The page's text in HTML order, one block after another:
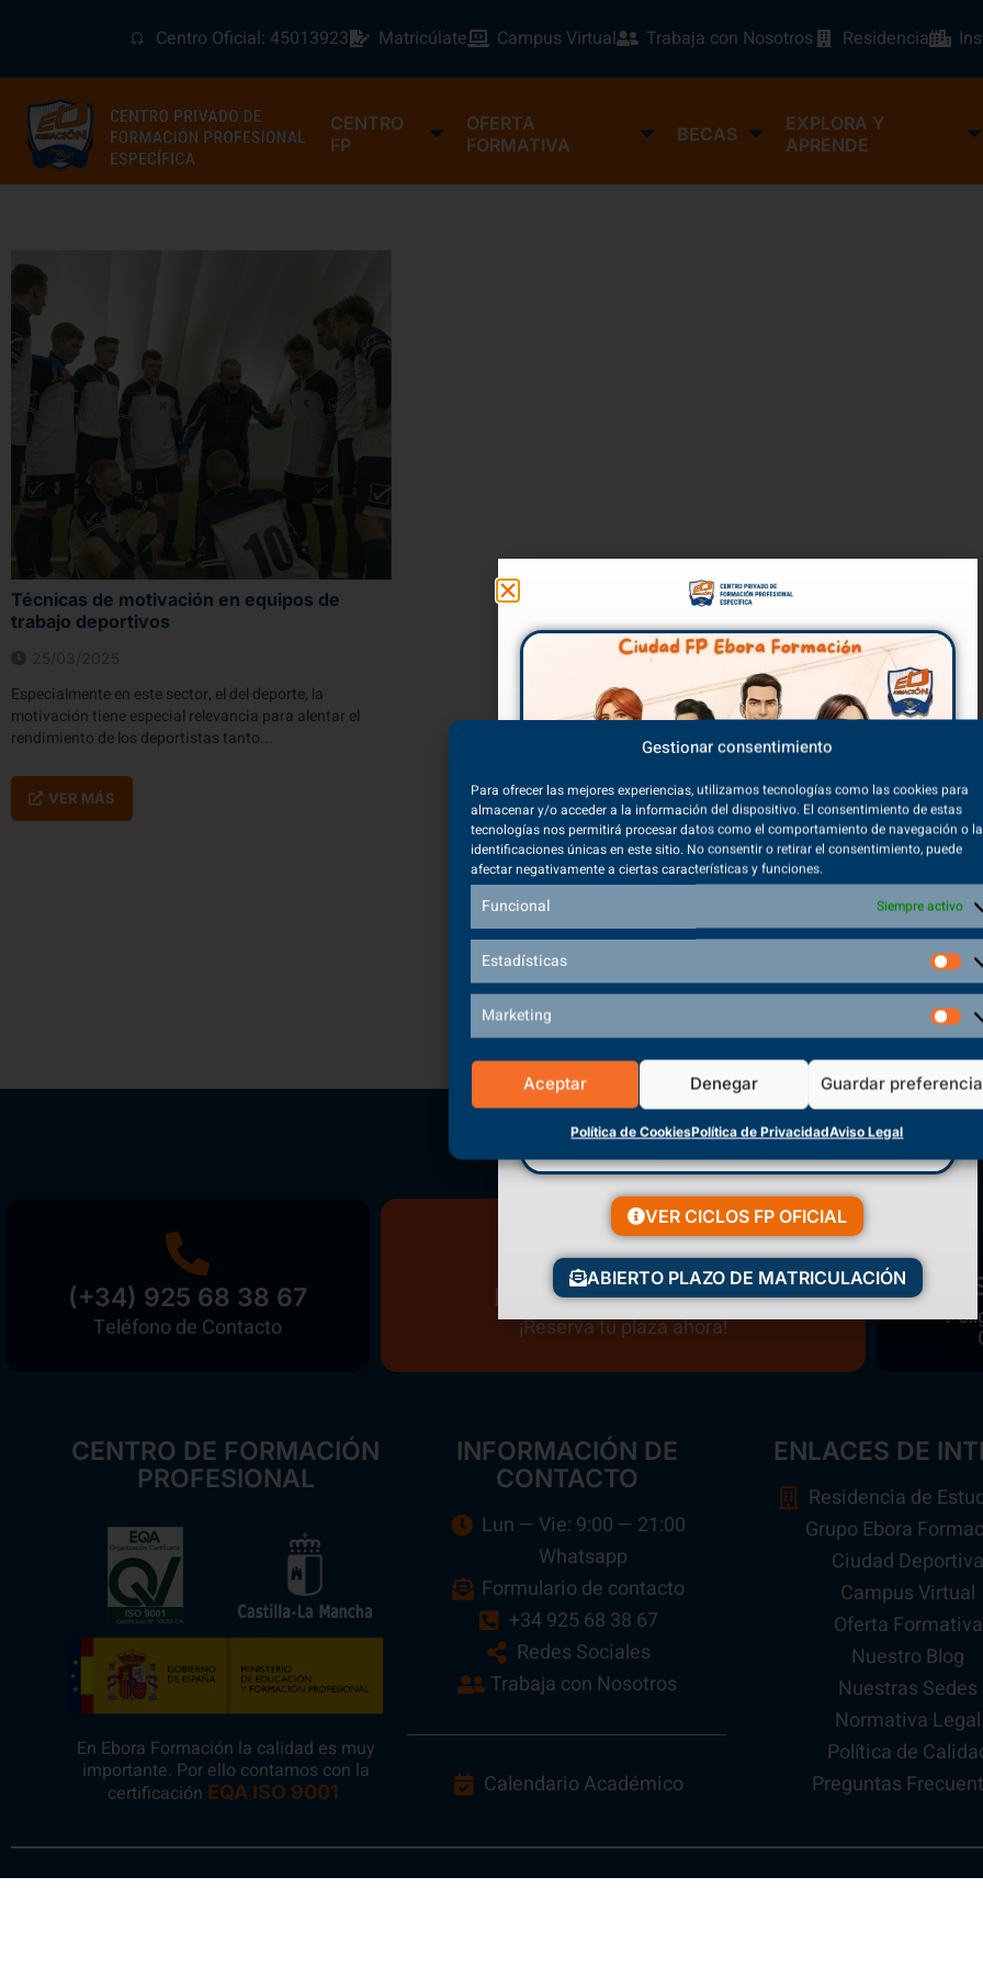
Gestionar consentimiento
Para ofrecer las mejores experiencias, utilizamos tecnologías como las cookies para
almacenar y/o acceder a la información del dispositivo. El consentimiento de estas
tecnologías nos permitirá procesar datos como el comportamiento de navegación o
identificaciones únicas en este sitio. No consentir o retirar el consentimiento, puede
afectar negativamente a ciertas características y funciones.
Funcional Siempre activo
Estadísticas
Marketing
Aceptar Denegar Guardar
Política de CookiesPolítica de PrivacidadAviso Legal
Centro Oficial: 45013923 Matricúlate Campus Virtual Trabaja con Nosotros Residencia
CENTRO
FP
OFERTA
FORMATIVA
BECAS
EXPLORA Y
APRENDE
Técnicas de motivación en equipos de
trabajo deportivos
Especialmente en este sector, el del deporte, la
motivación tiene especial relevancia para alentar el
rendimiento de los deportistas tanto...
VER MÁS
Volver a inicio
(+34) 925 68 38 67
Teléfono de Contacto
Matriculación Abierta
¡Reserva tu plaza ahora!
CENTRO DE FORMACIÓN
PROFESIONAL
En Ebora Formación la calidad es muy
importante. Por ello contamos con la
certificación EQA ISO 9001
INFORMACIÓN DE
CONTACTO
Lun — Vie: 9:00 — 21:00
Whatsapp
Formulario de contacto
+34 925 68 38 67
Redes Sociales
Trabaja con Nosotros
Calendario Académico
ENLACES DE
Residencia de
Grupo Ebora
Ciudad Deportiva
Campus Virtual
Oferta Formativa
Nuestro Blog
Nuestras Sedes
Normativa Legal
Política de
Preguntas
VER CICLOS FP OFICIAL
ABIERTO PLAZO DE MATRICULACIÓN